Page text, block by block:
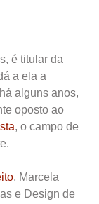
é titular da
a ela a
alguns anos,
oposto ao
, o campo de
, Marcela
e Design de